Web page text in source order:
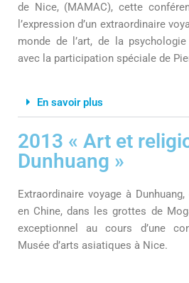
de Nice, (MAMAC), cette
l’expression d’un extraordinaire
monde de l’art, de la
avec la participation spéciale de
En savoir plus
2013 « Art et
Dunhuang »
Extraordinaire voyage à
en Chine, dans les grottes de
exceptionnel au cours d’une
Musée d’arts asiatiques à Nice.